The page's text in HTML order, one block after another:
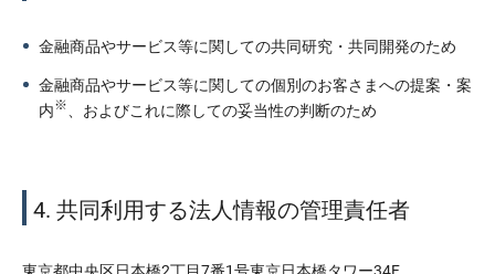
金融商品やサービス等に関しての共同研究・共同開発のため
金融商品やサービス等に関しての個別のお客さまへの提案・案
内※ 、およびこれに際しての妥当性の判断のため
4. 共同利用する法人情報の管理責任者
東京都中央区日本橋2丁目7番1号東京日本橋タワー34F